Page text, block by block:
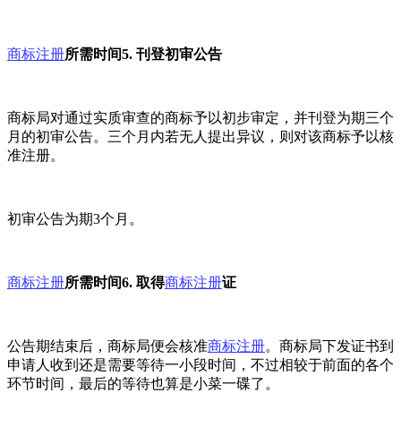
商标注册所需时间5. 刊登初审公告
商标局对通过实质审查的商标予以初步审定，并刊登为期三个
月的初审公告。三个月内若无人提出异议，则对该商标予以核
准注册。
初审公告为期3个月。
商标注册所需时间6. 取得商标注册证
公告期结束后，商标局便会核准商标注册。商标局下发证书到
申请人收到还是需要等待一小段时间，不过相较于前面的各个
环节时间，最后的等待也算是小菜一碟了。